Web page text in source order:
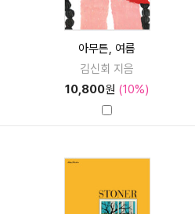
아무튼, 여름
김신회 지음
10,800원 (10%)